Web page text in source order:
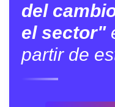
del
el sector"
partir de